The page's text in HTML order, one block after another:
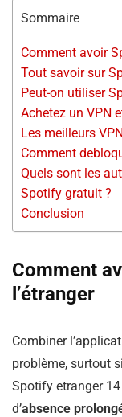
Sommaire
Comment avoir
Tout savoir sur
Peut-on utiliser
Achetez un VPN
Les meilleurs
Comment
Quels sont les
Spotify gratuit ?
Conclusion
Comment
l’étranger
Combiner
problème, surtout
Spotify etranger
d’absence